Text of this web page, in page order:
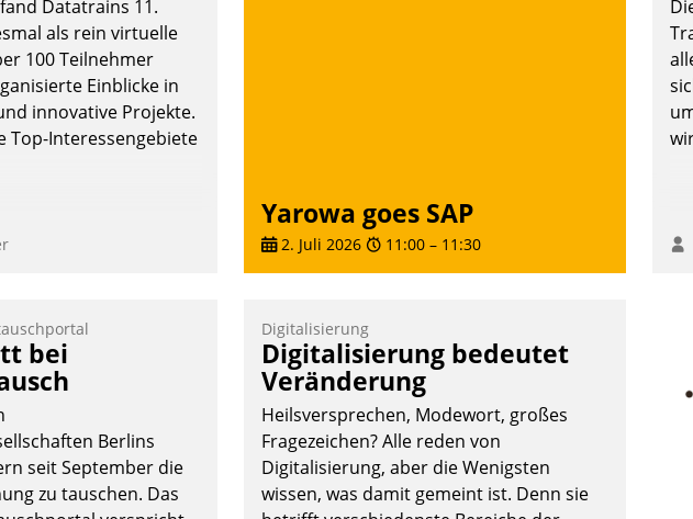
Datatrains 11.
als rein virtuelle
100 Teilnehmer
Einblicke in
innovative Projekte.
Top-Interessengebiete
Yarowa goes SAP
2. Juli 2026 11:00 – 11:30
bei
Berlins
seit September die
zu tauschen. Das
Digitalisierung
Digitalisierung bedeutet
Veränderung
Heilsversprechen, Modewort, großes
Fragezeichen? Alle reden von
Digitalisierung, aber die Wenigsten
wissen, was damit gemeint ist. Denn sie